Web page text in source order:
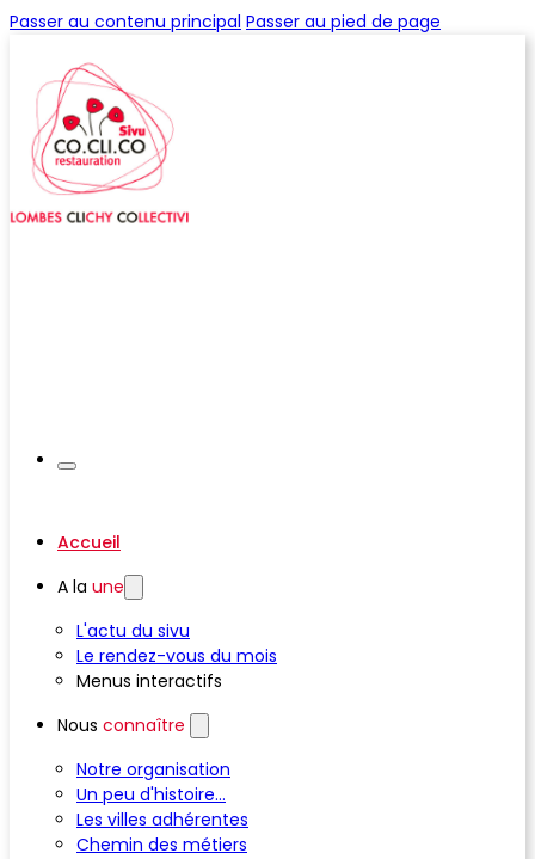
Passer au contenu principal Passer au pied de page
Accueil
A la une
L'actu du sivu
Le rendez-vous du mois
Menus interactifs
Nous connaître
Notre organisation
Un peu d'histoire...
Les villes adhérentes
Chemin des métiers